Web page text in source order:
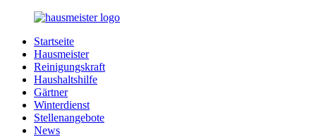
Zurück
Inhalt
Hausmeister.de
Alles
rund
Ihren
Haushalt
Startseite
Hausmeister
Reinigungskraft
Haushaltshilfe
Gärtner
Winterdienst
Stellenangebote
News